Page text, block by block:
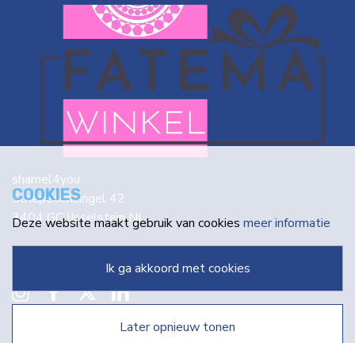
shamel4you
Schepenensingel 42
3404 GC IJsselstein NL
COOKIES
Deze website maakt gebruik van cookies meer informatie
ik ga akkoord met cookies
later opnieuw tonen